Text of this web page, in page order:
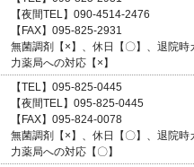
【夜間TEL】090-4514-2476
【FAX】095-825-2931
無菌調剤【×】、休日【〇】、退院
力薬局への対応【×】
【TEL】095-825-0445
【夜間TEL】095-825-0445
【FAX】095-824-0078
無菌調剤【×】、休日【〇】、退院
力薬局への対応【〇】